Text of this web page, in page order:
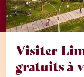
Visiter
gratuits à